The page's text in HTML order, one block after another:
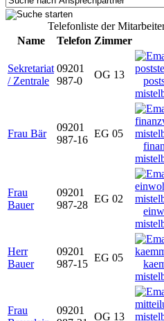
Telefonliste der
Name
Telefon Zimmer
Sekretariat
/ Zentrale
09201
987-0
OG 13
Frau Bär
09201
987-16
EG 05
Frau
Bauer
09201
987-28
EG 02
Herr
Bauer
09201
987-15
EG 05
Frau
09201
OG 13